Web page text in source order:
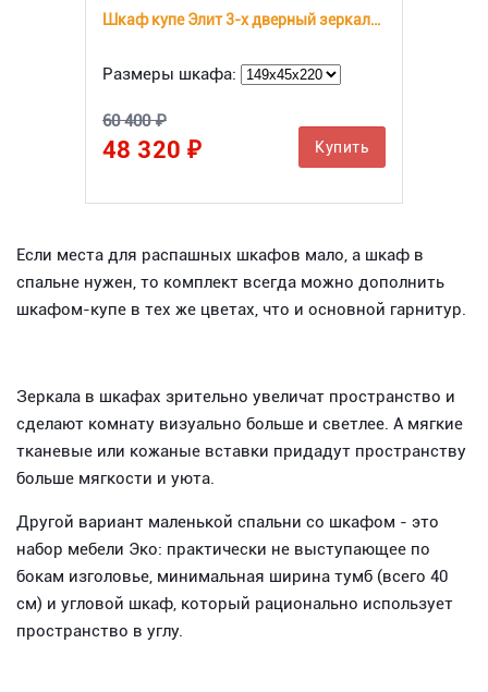
Шкаф купе Элит 3-х дверный зеркальный
Размеры шкафа:
60 400 ₽
48 320 ₽ Купить
Если места для распашных шкафов мало, а шкаф в
спальне нужен, то комплект всегда можно дополнить
шкафом-купе в тех же цветах, что и основной гарнитур.
Зеркала в шкафах зрительно увеличат пространство и
сделают комнату визуально больше и светлее. А мягкие
тканевые или кожаные вставки придадут пространству
больше мягкости и уюта.
Другой вариант маленькой спальни со шкафом - это
набор мебели Эко: практически не выступающее по
бокам изголовье, минимальная ширина тумб (всего 40
см) и угловой шкаф, который рационально использует
пространство в углу.